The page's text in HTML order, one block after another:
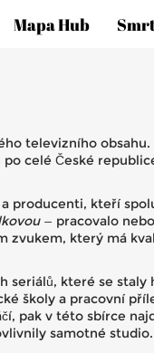
Mapa Hub
televizního obsahu.
celé České
producenti, kteří
— pracovalo
zvukem, který má
seriálů, které se
školy a pracovní
pak v této sbírce
samotné